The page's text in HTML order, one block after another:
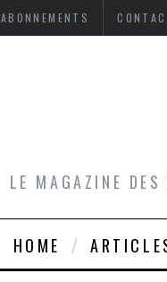
ABONNEMENTS
LE MAGAZINE
HOME